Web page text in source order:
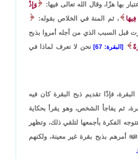
بها هزًا، وقال الله تعالى فيها:
وَإِذْ
، ثم المنة في الخلاص بقوله:
قبل السبب الذي من أجله أمروا بذبح
[البقرة: 67]
نحن لا نعرف لماذا في
فإذًا تقديم ذبح البقرة كان فيه
ثم يفاجأ الشخص، وهو يقرأ بحكاية
الفكرة بأجمعها لتلقي ذلك، وتظهر
 أمرهم بذبح بقرة غير معينة، ولكنهم